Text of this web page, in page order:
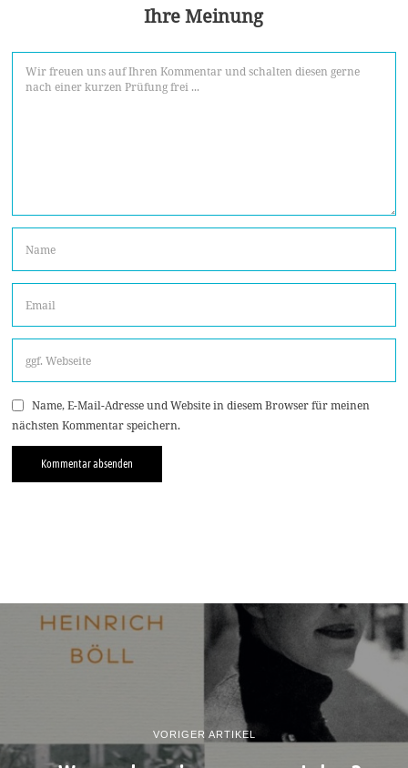
Ihre Meinung
Name, E-Mail-Adresse und Website in diesem Browser für meinen
nächsten Kommentar speichern.
VORIGER ARTIKEL